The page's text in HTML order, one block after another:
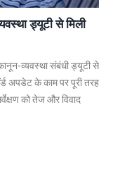
ड्यूटी से मिली
व्यवस्था संबंधी ड्यूटी से
अपडेट के काम पर पूरी तरह
को तेज और विवाद